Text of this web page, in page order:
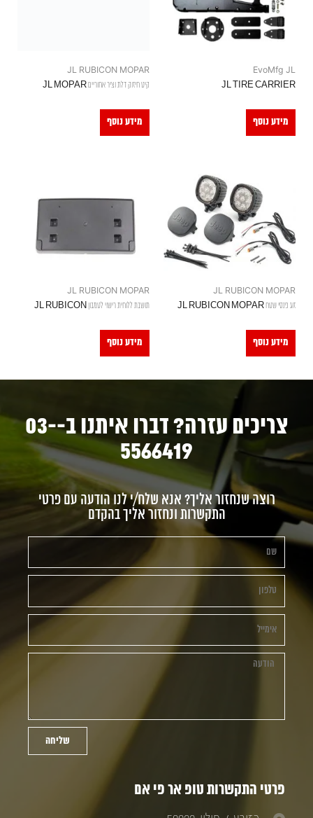
EvoMfg JL
JL TIRE CARRIER
מידע נוסף
JL RUBICON MOPAR
קיט חיזוק דלת וציר אחוריים JL MOPAR
מידע נוסף
JL RUBICON MOPAR
זוג פנסי שטח JL RUBICON MOPAR
מידע נוסף
JL RUBICON MOPAR
תושבת ללוחית רישוי לטמבון JL RUBICON
מידע נוסף
צריכים עזרה? דברו איתנו ב-03-
5566419
רוצה שנחזור אליך? אנא שלח/י לנו הודעה עם פרטי
התקשרות ונחזור אליך בהקדם
שליחה
פרטי התקשרות טופ אר פי אם